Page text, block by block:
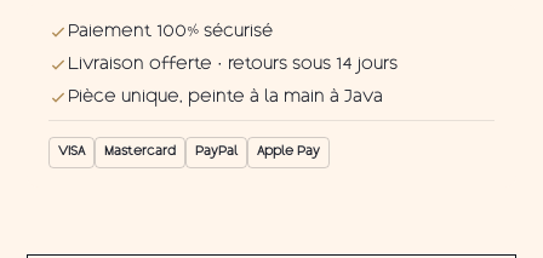
Paiement 100% sécurisé
Livraison offerte · retours sous 14 jours
Pièce unique, peinte à la main à Java
VISA Mastercard PayPal Apple Pay